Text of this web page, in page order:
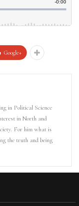
Google+
in Political Science
in North and
For him what is
the truth and being